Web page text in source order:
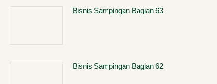
Bisnis Sampingan Bagian 63
Bisnis Sampingan Bagian 62